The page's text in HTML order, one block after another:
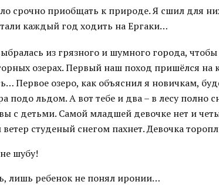
срочно приобщать к природе. Я сшил для
каждый год ходить на Ергаки…
из грязного и шумного города, чтобы
озерах. Первый наш поход пришёлся на
Первое озеро, как объяснил я новичкам,
подо льдом. А вот тебе и два – в лесу полно
с детьми. Самой младшей девочке нет и
студеный снегом пахнет. Девочка
шубу!
лишь ребенок не понял иронии…